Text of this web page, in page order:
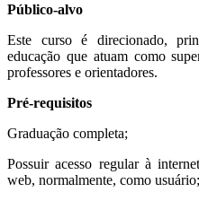
Público-alvo
Este curso é direcionado,
educação que atuam como
professores e orientadores.
Pré-requisitos
Graduação completa;
Possuir acesso regular à
web, normalmente, como usuário;